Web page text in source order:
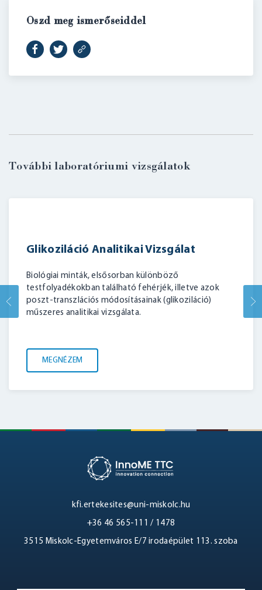
Oszd meg ismerőseiddel
További laboratóriumi vizsgálatok
Glikoziláció Analitikai Vizsgálat
Biológiai minták, elsősorban különböző
testfolyadékokban található fehérjék, illetve azok
poszt-transzlációs módosításainak (glikoziláció)
műszeres analitikai vizsgálata.
MEGNÉZEM
kfi.ertekesites@uni-miskolc.hu
+36 46 565-111 / 1478
3515 Miskolc-Egyetemváros E/7 irodaépület 113. szoba